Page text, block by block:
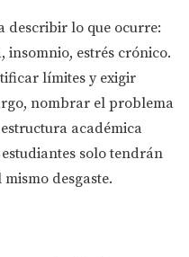
describir lo que ocurre:
insomnio, estrés crónico.
límites y exigir
nombrar el problema
académica
solo tendrán
desgaste.